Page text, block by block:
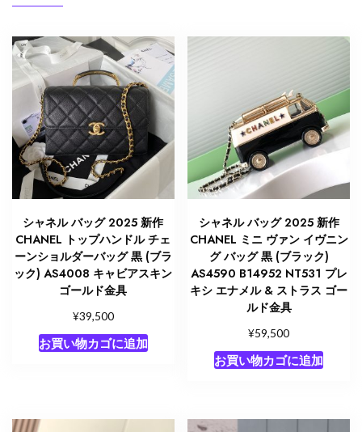
グ
新
作
シャネル バッグ 2025 新作
CHANEL トップハンドル チェ
ーンショルダーバッグ 黒 (ブラ
ック) AS4008 キャビアスキン
ゴールド金具
¥39,500
お買い物カゴに追加
シャネル バッグ 2025 新作
CHANEL ミニ ヴァン イヴニン
グ バッグ 黒 (ブラック)
AS4590 B14952 NT531 プレ
キシ エナメル & ストラス ゴー
ルド金具
¥59,500
お買い物カゴに追加